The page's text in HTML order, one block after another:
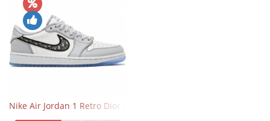
Nike Air Jordan 1 Retro Dior Low